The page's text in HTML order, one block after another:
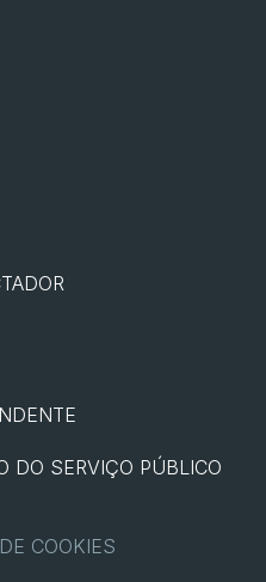
DO SERVIÇO PÚBLICO
COOKIES